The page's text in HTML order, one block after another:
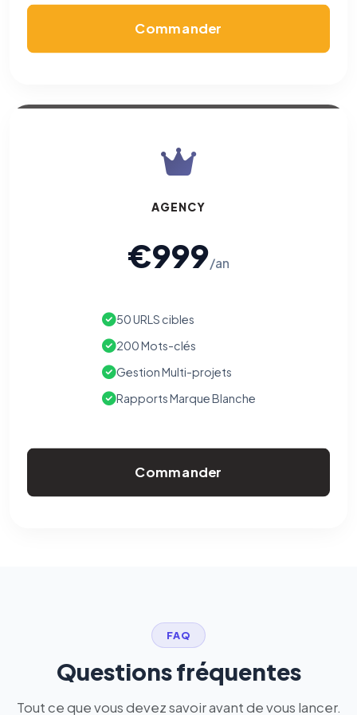
Commander
AGENCY
€999/an
50 URLS cibles
200 Mots-clés
Gestion Multi-projets
Rapports Marque Blanche
Commander
FAQ
Questions fréquentes
Tout ce que vous devez savoir avant de vous lancer.